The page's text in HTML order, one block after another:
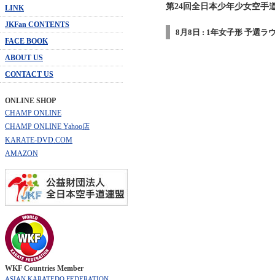
LINK
JKFan CONTENTS
FACE BOOK
ABOUT US
CONTACT US
ONLINE SHOP
CHAMP ONLINE
CHAMP ONLINE Yahoo店
KARATE-DVD.COM
AMAZON
WKF Countries Member
第24回全日本少年少女空手
8月8日 : 1年女子形 予選ラ